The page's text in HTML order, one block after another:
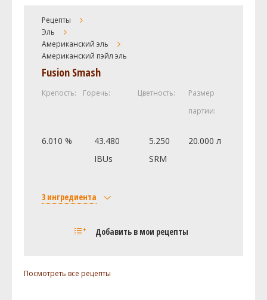
Ракау (Rakau)
Фьюжн (Fusion)
Дрожжи
Рецепты
Эль
Американский эль
Американский пэйл эль
Добавить в мои рецепты
Fusion Smash
Крепость: Горечь: Цветность:
Размер
партии:
6.010 %
43.480
IBUs
5.250
SRM
20.000 л
3 ингредиента
Finest Maris Otter
Фьюжн (Fusion)
Посмотреть все рецепты